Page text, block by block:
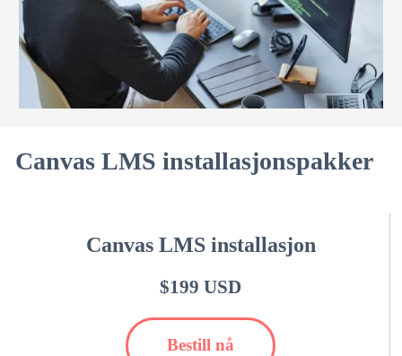
Canvas LMS installasjonspakker
Canvas LMS installasjon
$199 USD
Bestill nå